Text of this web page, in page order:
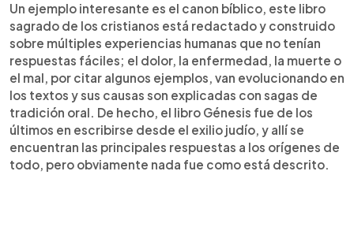
Un ejemplo interesante es el canon bíblico, este libro
sagrado de los cristianos está redactado y construido
sobre múltiples experiencias humanas que no tenían
respuestas fáciles; el dolor, la enfermedad, la muerte o
el mal, por citar algunos ejemplos, van evolucionando en
los textos y sus causas son explicadas con sagas de
tradición oral. De hecho, el libro Génesis fue de los
últimos en escribirse desde el exilio judío, y allí se
encuentran las principales respuestas a los orígenes de
todo, pero obviamente nada fue como está descrito.